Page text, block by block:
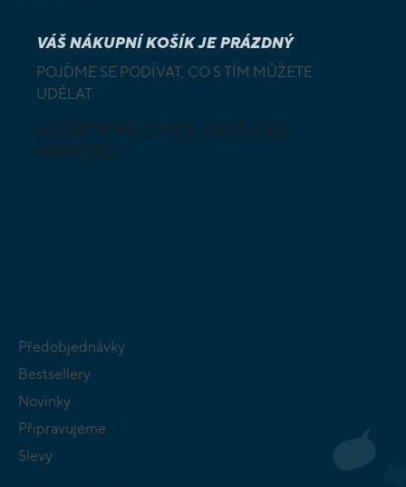
VÁŠ NÁKUPNÍ KOŠÍK JE PRÁZDNÝ
POJĎME SE PODÍVAT, CO S TÍM MŮŽETE
UDĚLAT
MŮŽETE PROZKOUMAT NAŠI
NABÍDKU
Předobjednávky
Bestsellery
Novinky
Připravujeme
Slevy